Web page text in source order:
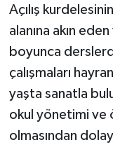
Açılış
alanına akın
boyunca
çalışmaları
yaşta sanatla
okul yönetimi ve
olmasından